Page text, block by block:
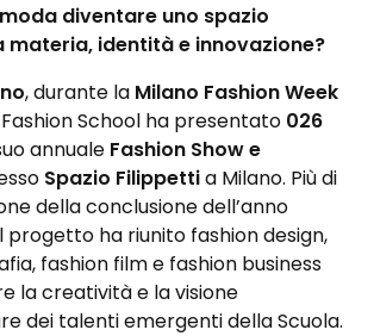
diventare uno spazio
materia, identità e innovazione?
, durante la Milano Fashion Week
School ha presentato 026
annuale Fashion Show e
Spazio Filippettia Milano. Più di
della conclusione dell’anno
progetto ha riunito fashion design,
fashion film e fashion business
la creatività e la visione
dei talenti emergenti della Scuola.